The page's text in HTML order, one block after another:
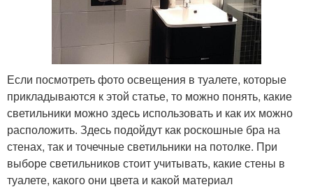
Если посмотреть фото освещения в туалете, которые
прикладываются к этой статье, то можно понять, какие
светильники можно здесь использовать и как их можно
расположить. Здесь подойдут как роскошные бра на
стенах, так и точечные светильники на потолке. При
выборе светильников стоит учитывать, какие стены в
туалете, какого они цвета и какой материал